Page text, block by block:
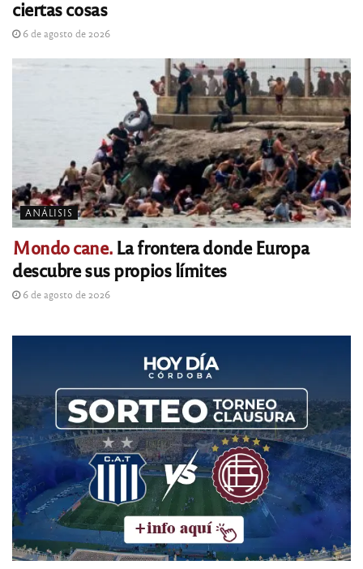
ciertas cosas
6 de agosto de 2026
ANÁLISIS
Mondo cane.La frontera donde Europa
descubre sus propios límites
6 de agosto de 2026